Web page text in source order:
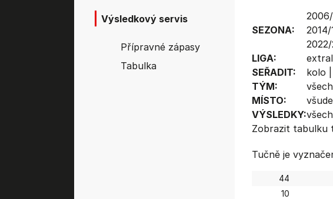
Výsledkový servis
Přípravné zápasy
Tabulka
SEZONA:
2014/
2022/
LIGA:
SEŘADIT:
kolo
TÝM:
MÍSTO:
všude
VÝSLEDKY:
Zobrazit tabulku
Tučně je
44
10